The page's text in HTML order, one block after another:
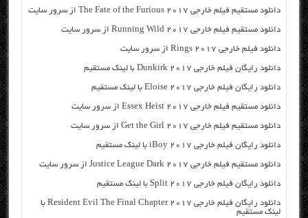
دانلود مستقیم فیلم خارجی The Fate of the Furious 2017 از سرور سایت
دانلود مستقیم فیلم خارجی Running Wild 2017 از سرور سایت
دانلود فیلم خارجی Rings 2017 از سرور سایت
دانلود رایگان فیلم خارجی Dunkirk 2017 با لینک مستقیم
دانلود رایگان فیلم خارجی Eloise 2017 با لینک مستقیم
دانلود مستقیم فیلم خارجی Essex Heist 2017 از سرور سایت
دانلود مستقیم فیلم خارجی Get the Girl 2017 از سرور سایت
دانلود رایگان فیلم خارجی iBoy 2017 با لینک مستقیم
دانلود مستقیم فیلم خارجی Justice League Dark 2017 از سرور سایت
دانلود رایگان فیلم خارجی Split 2017 با لینک مستقیم
دانلود رایگان فیلم خارجی Resident Evil The Final Chapter 2017 با
لینک مستقیم